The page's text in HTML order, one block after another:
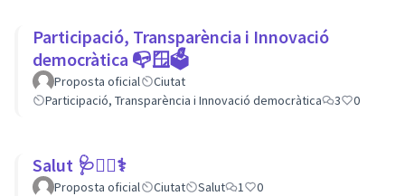
Participació, Transparència i Innovació
democràtica 📭🪟🗳
Proposta oficial
Ciutat
Participació, Transparència i Innovació democràtica
3 0
Salut 🩺👩‍⚕️⚕
Proposta oficial Ciutat Salut 1 0